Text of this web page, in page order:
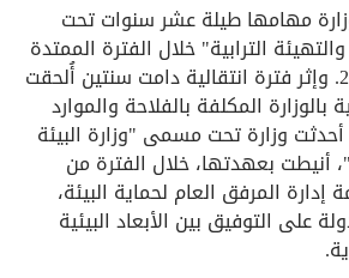
مهامها طيلة عشر سنوات تحت
الترابية" خلال الفترة الممتدة
بين سنتي 1991و2002. وإثر فترة انتقالية دامت سنتين أُلحقت
بالوزارة المكلفة بالفلاحة والموارد
(2002-2004)، أحدثت وزارة تحت مسمى "وزارة البيئة
أنيطت بعهدتها، خلال الفترة من
2011، مهمة إدارة المرفق العام لحماية البيئة،
التوفيق بين الأبعاد البيئية